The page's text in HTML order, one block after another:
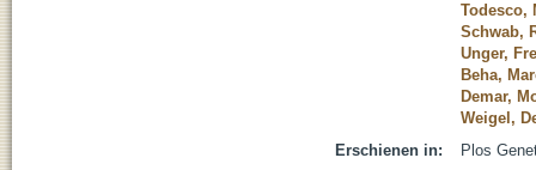
Todesco,
Schwab,
Unger,
Beha,
Demar,
Weigel,
Erschienen in:
Plos